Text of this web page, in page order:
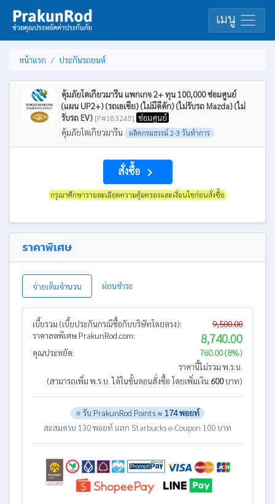
เมนู
หน้าแรก ประกันรถยนต์
คุ้มภัยโตเกียวมารีน แพกเกจ 2+ ทุน 100,000 ซ่อมศูนย์
(แผน UP2+) (รถเอเชีย) (ไม่มีดีดัก) (ไม่รับรถ Mazda) (ไม่
รับรถ EV) [P#183245] ซ่อมศูนย์
คุ้มภัยโตเกียวมารีน
ผลิตกรมธรรม์ 2-3 วันทำการ
สั่งซื้อ navigate_next
กรุณาศึกษารายละเอียดความคุ้มครองและเงื่อนไขก่อนสั่งซื้อ
ราคาพิเศษ
จ่ายเต็มจำนวน ผ่อนชำระ
เบี้ยรวม (เบี้ยประกันกรณีซื้อกับบริษัทโดยตรง):
9,500.00
ราคาลดพิเศษ PrakunRod.com:
8,740.00
คุณประหยัด:
760.00 (8%)
ราคานี้ไม่รวม พ.ร.บ.
(สามารถเพิ่ม พ.ร.บ. ได้ในขั้นตอนสั่งซื้อ โดยเพิ่มเงิน 600บาท)
⭐ รับ PrakunRod Points ≈ 174 พอยท์
สะสมครบ 130 พอยท์ แลก Starbucks e-Coupon 100 บาท